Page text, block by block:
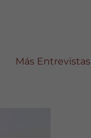
Más Entrevistas